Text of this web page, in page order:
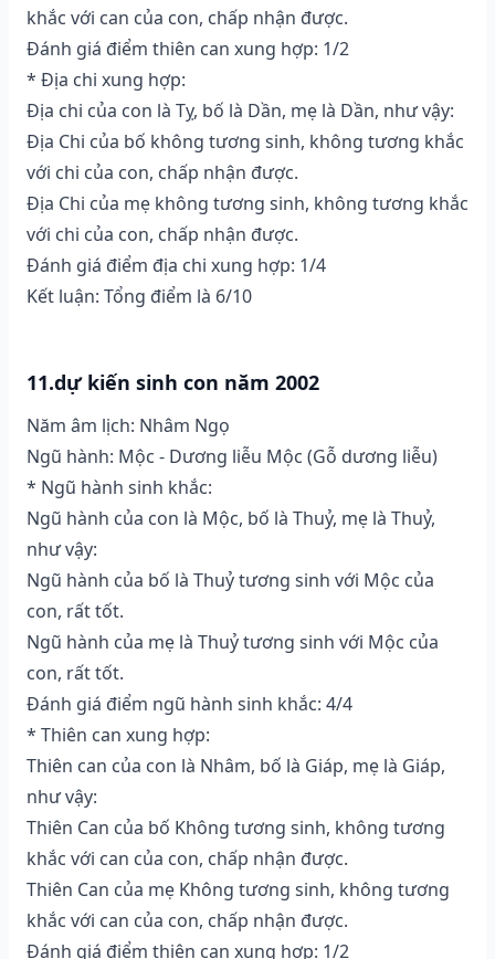
khắc với can của con, chấp nhận được.
Đánh giá điểm thiên can xung hợp: 1/2
* Địa chi xung hợp:
Địa chi của con là Tỵ, bố là Dần, mẹ là Dần, như vậy:
Địa Chi của bố không tương sinh, không tương khắc
với chi của con, chấp nhận được.
Địa Chi của mẹ không tương sinh, không tương khắc
với chi của con, chấp nhận được.
Đánh giá điểm địa chi xung hợp: 1/4
Kết luận: Tổng điểm là 6/10
11.dự kiến sinh con năm 2002
Năm âm lịch: Nhâm Ngọ
Ngũ hành: Mộc - Dương liễu Mộc (Gỗ dương liễu)
* Ngũ hành sinh khắc:
Ngũ hành của con là Mộc, bố là Thuỷ, mẹ là Thuỷ,
như vậy:
Ngũ hành của bố là Thuỷ tương sinh với Mộc của
con, rất tốt.
Ngũ hành của mẹ là Thuỷ tương sinh với Mộc của
con, rất tốt.
Đánh giá điểm ngũ hành sinh khắc: 4/4
* Thiên can xung hợp:
Thiên can của con là Nhâm, bố là Giáp, mẹ là Giáp,
như vậy:
Thiên Can của bố Không tương sinh, không tương
khắc với can của con, chấp nhận được.
Thiên Can của mẹ Không tương sinh, không tương
khắc với can của con, chấp nhận được.
Đánh giá điểm thiên can xung hợp: 1/2